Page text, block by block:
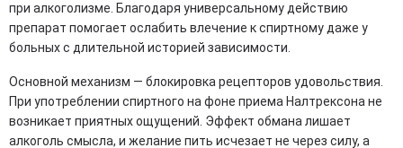
при алкоголизме. Благодаря универсальному действию
препарат помогает ослабить влечение к спиртному даже у
больных с длительной историей зависимости.
Основной механизм — блокировка рецепторов удовольствия.
При употреблении спиртного на фоне приема Налтрексона не
возникает приятных ощущений. Эффект обмана лишает
алкоголь смысла, и желание пить исчезает не через силу, а